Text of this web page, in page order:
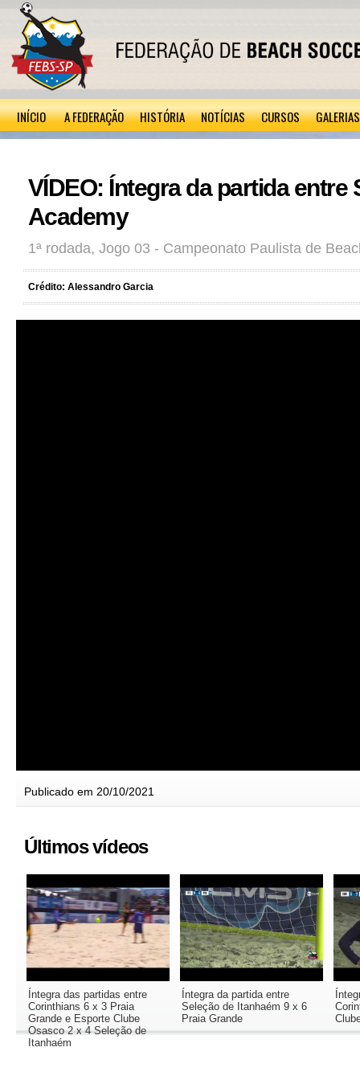
INÍCIO A FEDERAÇÃO HISTÓRIA NOTÍCIAS CURSOS GALERIAS
VÍDEO: Íntegra da partida entre
Academy
1ª rodada, Jogo 03 - Campeonato Paulista de
Crédito: Alessandro Garcia
Publicado em 20/10/2021
Últimos vídeos
Íntegra das partidas entre
Corinthians 6 x 3 Praia
Grande e Esporte Clube
Osasco 2 x 4 Seleção de
Itanhaém
Íntegra da partida entre
Seleção de Itanhaém 9 x 6
Praia Grande